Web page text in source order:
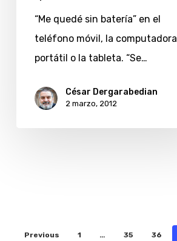
“Me quedé sin batería” en el
teléfono móvil, la computadora
portátil o la tableta. “Se…
César Dergarabedian
2 marzo, 2012
Previous 1 … 35 36